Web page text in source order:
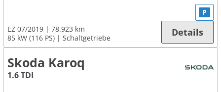
EZ 07/2019
78.923 km
85 kW (116 PS)
Schaltgetriebe
P
Details
Skoda Karoq
1.6 TDI